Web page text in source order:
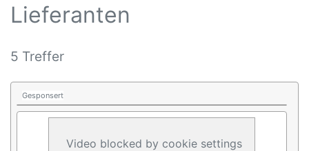
Lieferanten
5 Treffer
Gesponsert
Video blocked by cookie settings